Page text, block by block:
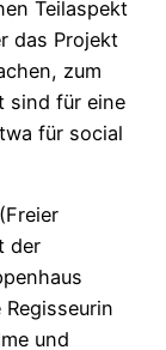
Teilaspekt
das Projekt
zum
sind für eine
für social
der
und